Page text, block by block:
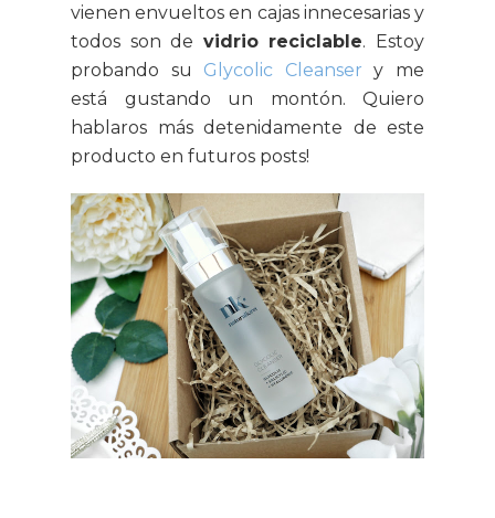
vienen envueltos en cajas innecesarias y
todos son de vidrio reciclable. Estoy
probando su Glycolic Cleanser y me
está gustando un montón. Quiero
hablaros más detenidamente de este
producto en futuros posts!